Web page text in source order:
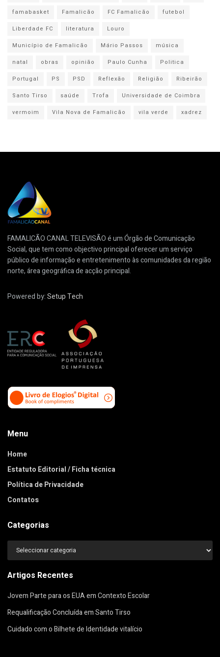
famabasket
Famalicão FC Famalicão
futebol
Liberdade FC
literatura
Louro
Município de Famalicão
Mário Passos
música
natal
obras opinião Paulo Cunha
Politica
Portugal
PS PSD Reflexão Religião
Ribeirão
Santo Tirso
saúde Trofa
Universidade de Coimbra
vermoim
Vila Nova de Famalicão vila verde xadrez
FAMALICÃO CANAL TELEVISÃO é um Órgão de Comunicação
Social, que tem como objectivo principal oferecer um serviço
público de informação e entretenimento às comunidades da região
norte, área geográfica de acção principal.
Powered by:Setup Tech
Menu
Home
Estatuto Editorial / Ficha técnica
Política de Privacidade
Contatos
Categorias
Categorias
Artigos Recentes
Jovem Parte para os EUA em Contexto Escolar
Requalificação Concluída em Santo Tirso
Cuidado com o Bilhete de Identidade vitalício